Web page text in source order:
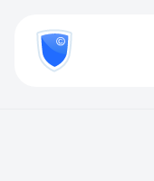
800
777-
81-Проверить